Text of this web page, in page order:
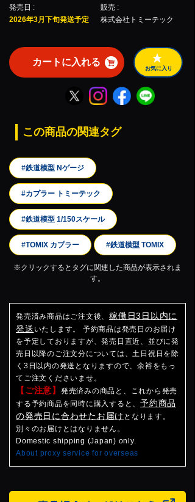
発売日 :
2026年3月下旬発送予定
販売 :
株式会社トミーテック
カートに入れる
お気に入り
この商品の関連タグ
#鉄道模型 Nゲージ
#カプラー トミーテック
#鉄道模型 1/150スケール
#TOMIX カプラー #鉄道模型 TOMIX
※クリックするとタグに関連した商品が表示されま
す。
発売済み商品はご注文後、 稼働日3日以内に
発送 いたします。 予約商品は発売日のお届け
を予定しておりますが、発売日直近、並びに発
売日以降のご注文分については、土日祝日を除
く3日以内の発送となりますので、余裕をもっ
てご注文くださいませ。
【ご注意】 発売済みの商品と、これから発売
する予約商品を同時に購入すると、 予約商品
の発売日に合わせたお届け となります。
別々のお届けとはなりません。
Domestic shipping (Japan) only.
About proxy service for overseas